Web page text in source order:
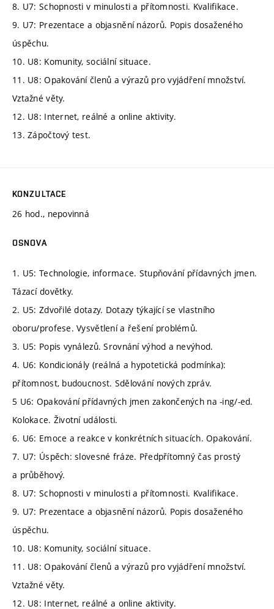
8. U7: Schopnosti v minulosti a přítomnosti. Kvalifikace.
9. U7: Prezentace a objasnění názorů. Popis dosaženého
úspěchu.
10. U8: Komunity, sociální situace.
11. U8: Opakování členů a výrazů pro vyjádření množství.
Vztažné věty.
12. U8: Internet, reálné a online aktivity.
13. Zápočtový test.
KONZULTACE
26 hod., nepovinná
OSNOVA
1. U5: Technologie, informace. Stupňování přídavných jmen.
Tázací dovětky.
2. U5: Zdvořilé dotazy. Dotazy týkající se vlastního
oboru/profese. Vysvětlení a řešení problémů.
3. U5: Popis vynálezů. Srovnání výhod a nevýhod.
4. U6: Kondicionály (reálná a hypotetická podmínka):
přítomnost, budoucnost. Sdělování nových zpráv.
5 U6: Opakování přídavných jmen zakončených na -ing/-ed.
Kolokace. Životní události.
6. U6: Emoce a reakce v konkrétních situacích. Opakování.
7. U7: Úspěch: slovesné fráze. Předpřítomný čas prostý
a průběhový.
8. U7: Schopnosti v minulosti a přítomnosti. Kvalifikace.
9. U7: Prezentace a objasnění názorů. Popis dosaženého
úspěchu.
10. U8: Komunity, sociální situace.
11. U8: Opakování členů a výrazů pro vyjádření množství.
Vztažné věty.
12. U8: Internet, reálné a online aktivity.